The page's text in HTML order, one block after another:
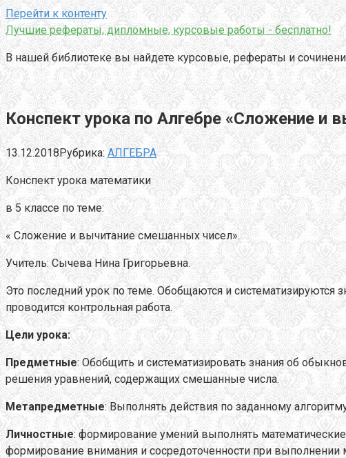
Перейти к контенту
Лучшие рефераты, дипломные, курсовые работы - бесплатно!
В нашей библиотеке вы найдете курсовые, рефераты и
Конспект урока по Алгебре «Сложение и
13.12.2018Рубрика: АЛГЕБРА
Конспект урока математики
в 5 классе по теме:
« Сложение и вычитание смешанных чисел».
Учитель: Сычева Нина Григорьевна.
Это последний урок по теме. Обобщаются и
проводится контрольная работа.
Цели урока:
Предметные: Обобщить и систематизировать знания об
решения уравнений, содержащих смешанные числа.
Метапредметные: Выполнять действия по заданному
Личностные: формирование умений выполнять
формирование внимания и сосредоточенности при выполнении